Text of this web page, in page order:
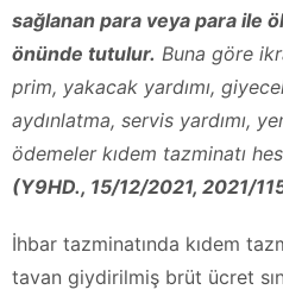
sağlanan para veya para ile
önünde tutulur. Buna göre
prim, yakacak yardımı,
aydınlatma, servis yardımı,
ödemeler kıdem tazminatı
(Y9HD., 15/12/2021, 2021/
İhbar tazminatında kıdem
tavan giydirilmiş brüt ücret